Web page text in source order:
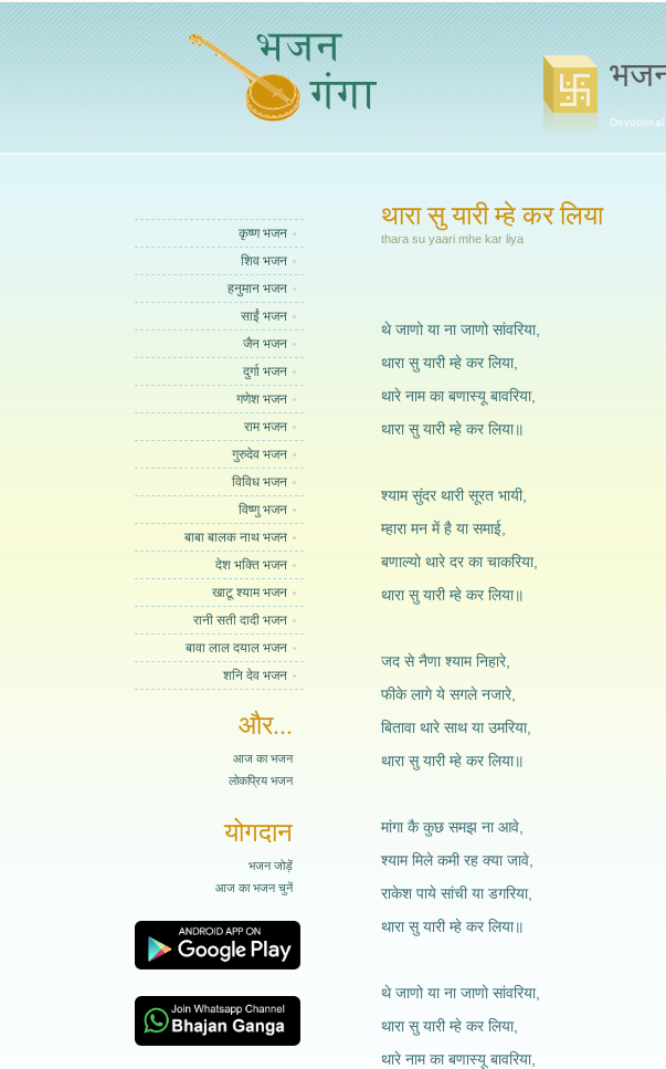
कृष्ण भजन
शिव भजन
हनुमान भजन
साईं भजन
जैन भजन
दुर्गा भजन
गणेश भजन
राम भजन
गुरुदेव भजन
विविध भजन
विष्णु भजन
बाबा बालक नाथ भजन
देश भक्ति भजन
खाटू श्याम भजन
रानी सती दादी भजन
बावा लाल दयाल भजन
शनि देव भजन
और...
आज का भजन
लोकप्रिय भजन
योगदान
भजन जोड़ें
आज का भजन चुनें
थारा सु यारी म्हे कर लिया
thara su yaari mhe kar liya
थे जाणो या ना जाणो सांवरिया,
थारा सु यारी म्हे कर लिया,
थारे नाम का बणास्यू बावरिया,
थारा सु यारी म्हे कर लिया॥
श्याम सुंदर थारी सूरत भायी,
म्हारा मन में है या समाई,
बणाल्यो थारे दर का चाकरिया,
थारा सु यारी म्हे कर लिया॥
जद से नैणा श्याम निहारे,
फीके लागे ये सगले नजारे,
बितावा थारे साथ या उमरिया,
थारा सु यारी म्हे कर लिया॥
मांगा कै कुछ समझ ना आवे,
श्याम मिले कमी रह क्या जावे,
राकेश पाये सांची या डगरिया,
थारा सु यारी म्हे कर लिया॥
थे जाणो या ना जाणो सांवरिया,
थारा सु यारी म्हे कर लिया,
थारे नाम का बणास्यू बावरिया,